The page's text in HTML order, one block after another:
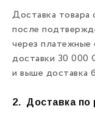
Доставка товара
после
через платежные
доставки 30 000
и выше доставка
2. Доставка по